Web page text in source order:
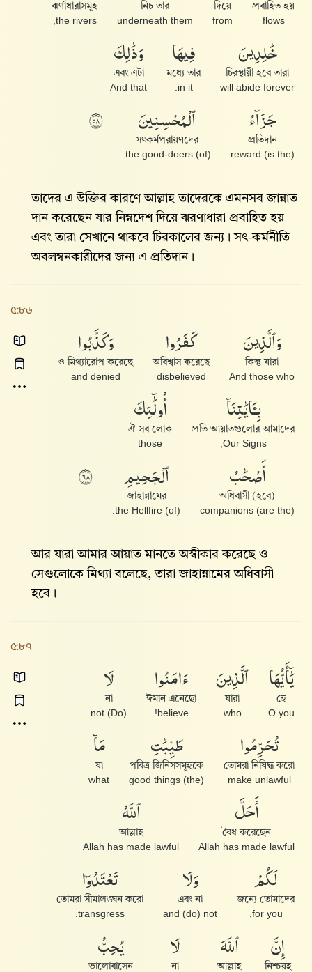
প্রবাহিত হয়
flows
দিয়ে
from
নিচ তার
underneath them
ঝর্ণাধারাসমূহ
the rivers,
خَٰلِدِينَ
চিরস্থায়ী হবে তারা
will abide forever
فِيهَا
মধ্যে তার
in it.
وَذَٰلِكَ
এবং এটা
And that
جَزَآءُ
প্রতিদান
(is the) reward
ٱلْمُحْسِنِينَ
সৎকর্মপরায়ণদের
(of) the good-doers.
٨٥
তাদের এ উক্তির কারণে আল্লাহ তাদেরকে এমনসব জান্নাত
দান করেছেন যার নিম্নদেশ দিয়ে ঝরণাধারা প্রবাহিত হয়
এবং তারা সেখানে থাকবে চিরকালের জন্য। সৎ-কর্মনীতি
অবলম্বনকারীদের জন্য এ প্রতিদান।
৫:৮৬
وَٱلَّذِينَ
কিন্তু যারা
And those who
كَفَرُوا۟
অবিশ্বাস করেছে
disbelieved
وَكَذَّبُوا۟
ও মিথ্যারোপ করেছে
and denied
بِـَٔايَٰتِنَآ
প্রতি আয়াতগুলোর আমাদের
Our Signs,
أُو۟لَٰٓئِكَ
ঐ সব লোক
those
أَصْحَٰبُ
অধিবাসী (হবে)
(are the) companions
ٱلْجَحِيمِ
জাহান্নামের
(of) the Hellfire.
٨٦
আর যারা আমার আয়াত মানতে অস্বীকার করেছে ও
সেগুলোকে মিথ্যা বলেছে, তারা জাহান্নামের অধিবাসী
হবে।
৫:৮৭
يَٰٓأَيُّهَا
হে
O you
ٱلَّذِينَ
যারা
who
ءَامَنُوا۟
ঈমান এনেছো
believe!
لَا
না
(Do) not
تُحَرِّمُوا۟
তোমরা নিষিদ্ধ করো
make unlawful
طَيِّبَٰتِ
পবিত্র জিনিসসমূহকে
(the) good things
مَآ
যা
what
أَحَلَّ
বৈধ করেছেন
Allah has made lawful
ٱللَّهُ
আল্লাহ
Allah has made lawful
لَكُمْ
জন্যে তোমাদের
for you,
وَلَا
এবং না
and (do) not
تَعْتَدُوٓا۟
তোমরা সীমালঙ্ঘন করো
transgress.
إِنَّ
নিশ্চয়ই
ٱللَّهَ
আল্লাহ
لَا
না
يُحِبُّ
ভালোবাসেন